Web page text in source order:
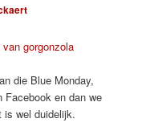
die Blue Monday,
Facebook en dan we
is wel duidelijk.